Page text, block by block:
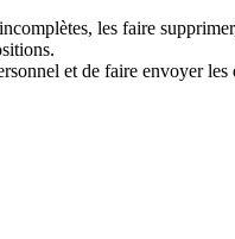
les faire
et de faire envoyer les